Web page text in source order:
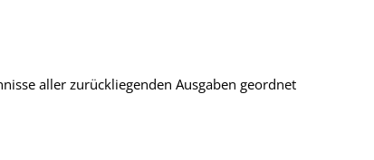
aller zurückliegenden Ausgaben geordnet